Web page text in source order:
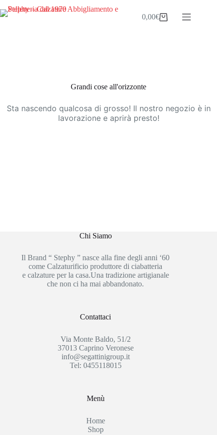
al
Carrello
0,00€
Grandi cose all'orizzonte
Sta nascendo qualcosa di grosso! Il nostro negozio è in
lavorazione e aprirà presto!
Chi Siamo
Il Brand “ Stephy ” nasce alla fine degli anni ‘60
come Calzaturificio produttore di ciabatteria
e calzature per la casa.Una tradizione artigianale
che non ci ha mai abbandonato.
Contattaci
Via Monte Baldo, 51/2
37013 Caprino Veronese
info@segattinigroup.it
Tel: 0455118015
Menù
Home
Shop